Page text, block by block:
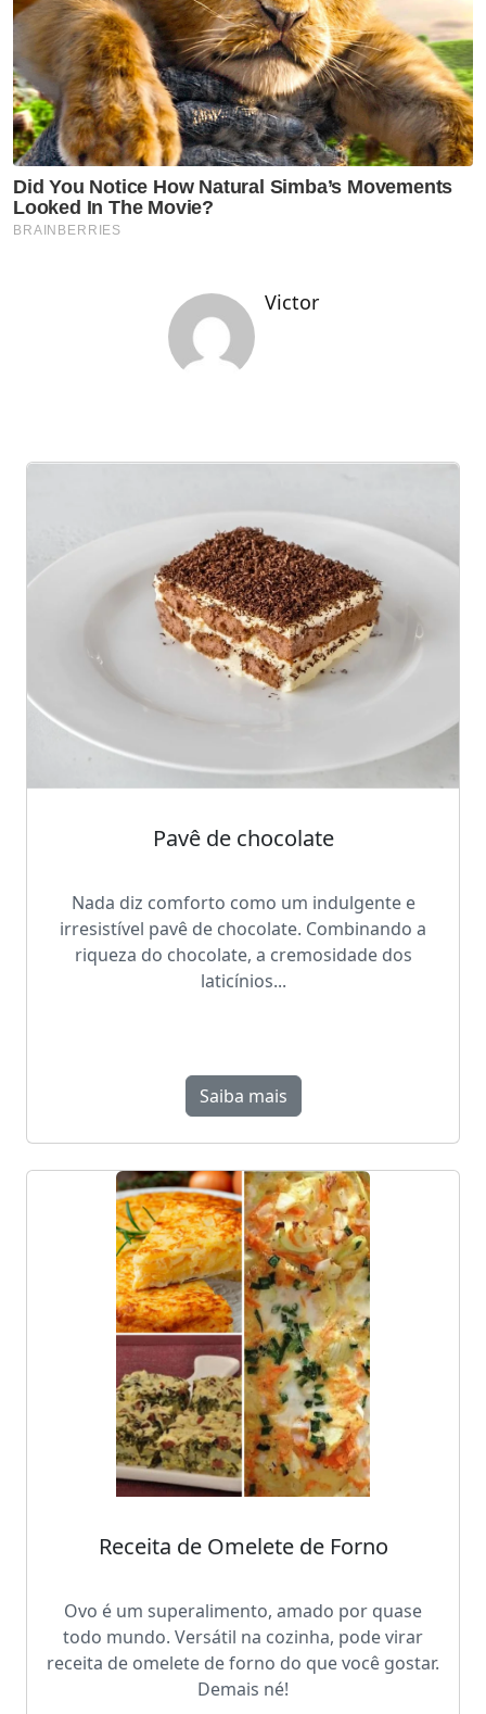
Victor
Pavê de chocolate
Nada diz comforto como um indulgente e
irresistível pavê de chocolate. Combinando a
riqueza do chocolate, a cremosidade dos
laticínios...
Saiba mais
Receita de Omelete de Forno
Ovo é um superalimento, amado por quase
todo mundo. Versátil na cozinha, pode virar
receita de omelete de forno do que você gostar.
Demais né!